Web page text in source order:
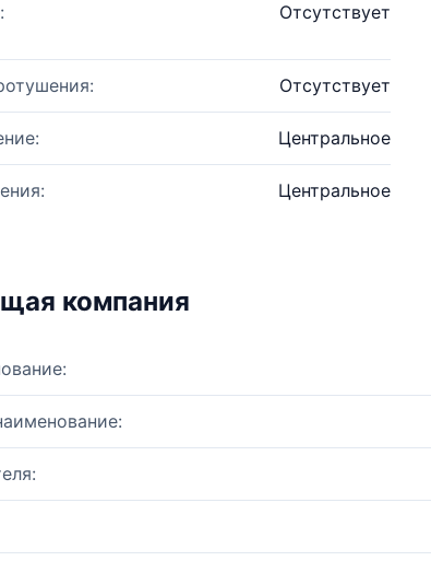
Отсутствует
Отсутствует
Центральное
Центральное
компания